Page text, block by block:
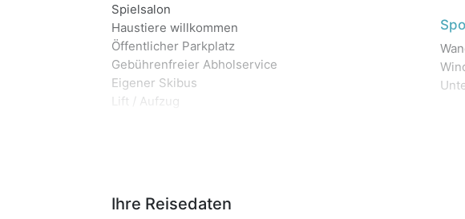
Spielsalon
Haustiere willkommen
Öffentlicher Parkplatz
Gebührenfreier Abholservice
Eigener Skibus
Lift / Aufzug
Ihre Reisedaten